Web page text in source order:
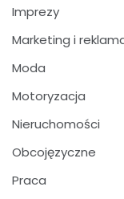
Imprezy
Marketing i
Moda
Motoryzacja
Nieruchomości
Obcojęzyczne
Praca